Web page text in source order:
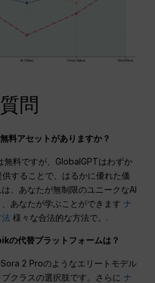
問
料アセットがありますか？
無料ですが、GlobalGPTはわずか
することで、はるかに優れた価
、あなたが無制限のユニークなAI
あなたが学ぶことができますナ
法 様々な合法的な方法で。.
の代替プラットフォームは？
2 Proのようなエリートモデル
クラスの選択肢です。さらにナ